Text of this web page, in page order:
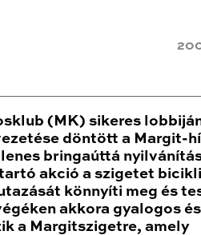
(MK) sikeres
döntött a Margit-
bringaúttá
akció a szigetet
könnyíti meg és
akkora gyalogos és
a Margitszigetre, amely